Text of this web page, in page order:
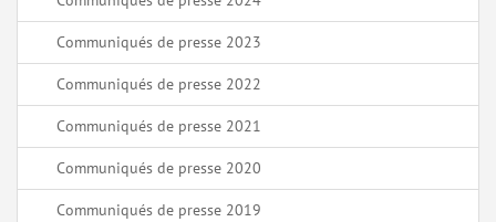
Communiqués de presse 2023
Communiqués de presse 2022
Communiqués de presse 2021
Communiqués de presse 2020
Communiqués de presse 2019